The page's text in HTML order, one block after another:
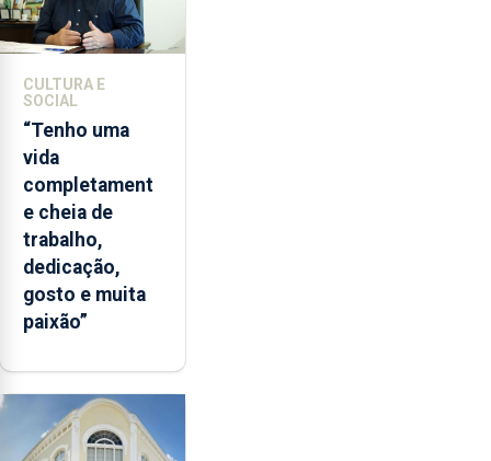
CULTURA E
SOCIAL
“Tenho uma
vida
completament
e cheia de
trabalho,
dedicação,
gosto e muita
paixão”